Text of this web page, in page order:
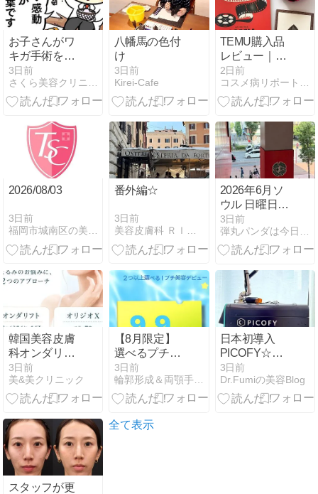
お子さんがワ
キガ手術を受
けられた親御
さんから丁寧
なメールをい
3日前
さくら美容クリニックの美容と健康の魔法の杖
八幡馬の色付
け
3日前
Kirei-Cafe
TEMU購入品
レビュー｜リ
ピ買いしたい
便利グッズ＆
可愛いワンコ
2日前
コスメ病リポート・・・ときどきトイプー
2026/08/03
3日前
福岡市城南区の美容皮膚科「タケダスポーツクリニック」
番外編☆
3日前
美容皮膚科 ＲＩＳＡのプライベートブログ
2026年6月ソ
ウル 日曜日で
もDOOTAって
やってるの？
3日前
弾丸パンダは今日も行く
韓国美容皮膚
科オンダリフ
トとオリジオ
Xの違いと
は？
3日前
美&美クリニック
【8月限定】
選べるプチ美
容2つ以上で1
メニュー9.9万
ウォン✨
3日前
輪郭形成＆両顎手術専門病院、整形症例＆整形体験談がたっぷり…
日本初導入
PICOFY☆イ
ンモードから
待望のピコレ
ーザーです♪
3日前
Dr.Fumiの美容Blog
スタッフが更
全て表示